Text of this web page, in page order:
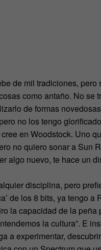
de mil tradiciones,
como antaño. No
de formas
no los tengo
en Woodstock. Uno
no quiero sonar a Sun
algo nuevo, te hace un
disciplina, pero
de los 8 bits, ya tengo
la capacidad de la
la cultura”. E
a experimentar,